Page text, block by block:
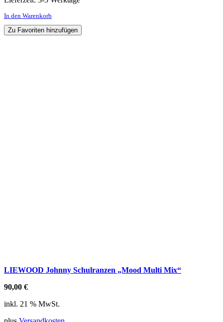
In den Warenkorb
Zu Favoriten hinzufügen
LIEWOOD Johnny Schulranzen „Mood Multi Mix“
90,00 €
inkl. 21 % MwSt.